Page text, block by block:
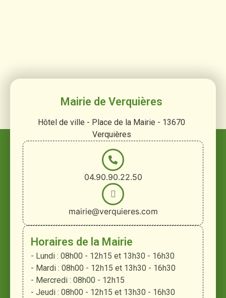
Mairie de Verquières
Hôtel de ville - Place de la Mairie - 13670
Verquières
04.90.90.22.50
mairie@verquieres.com
Horaires de la Mairie
- Lundi : 08h00 - 12h15 et 13h30 - 16h30
- Mardi : 08h00 - 12h15 et 13h30 - 16h30
- Mercredi : 08h00 - 12h15
- Jeudi : 08h00 - 12h15 et 13h30 - 16h30